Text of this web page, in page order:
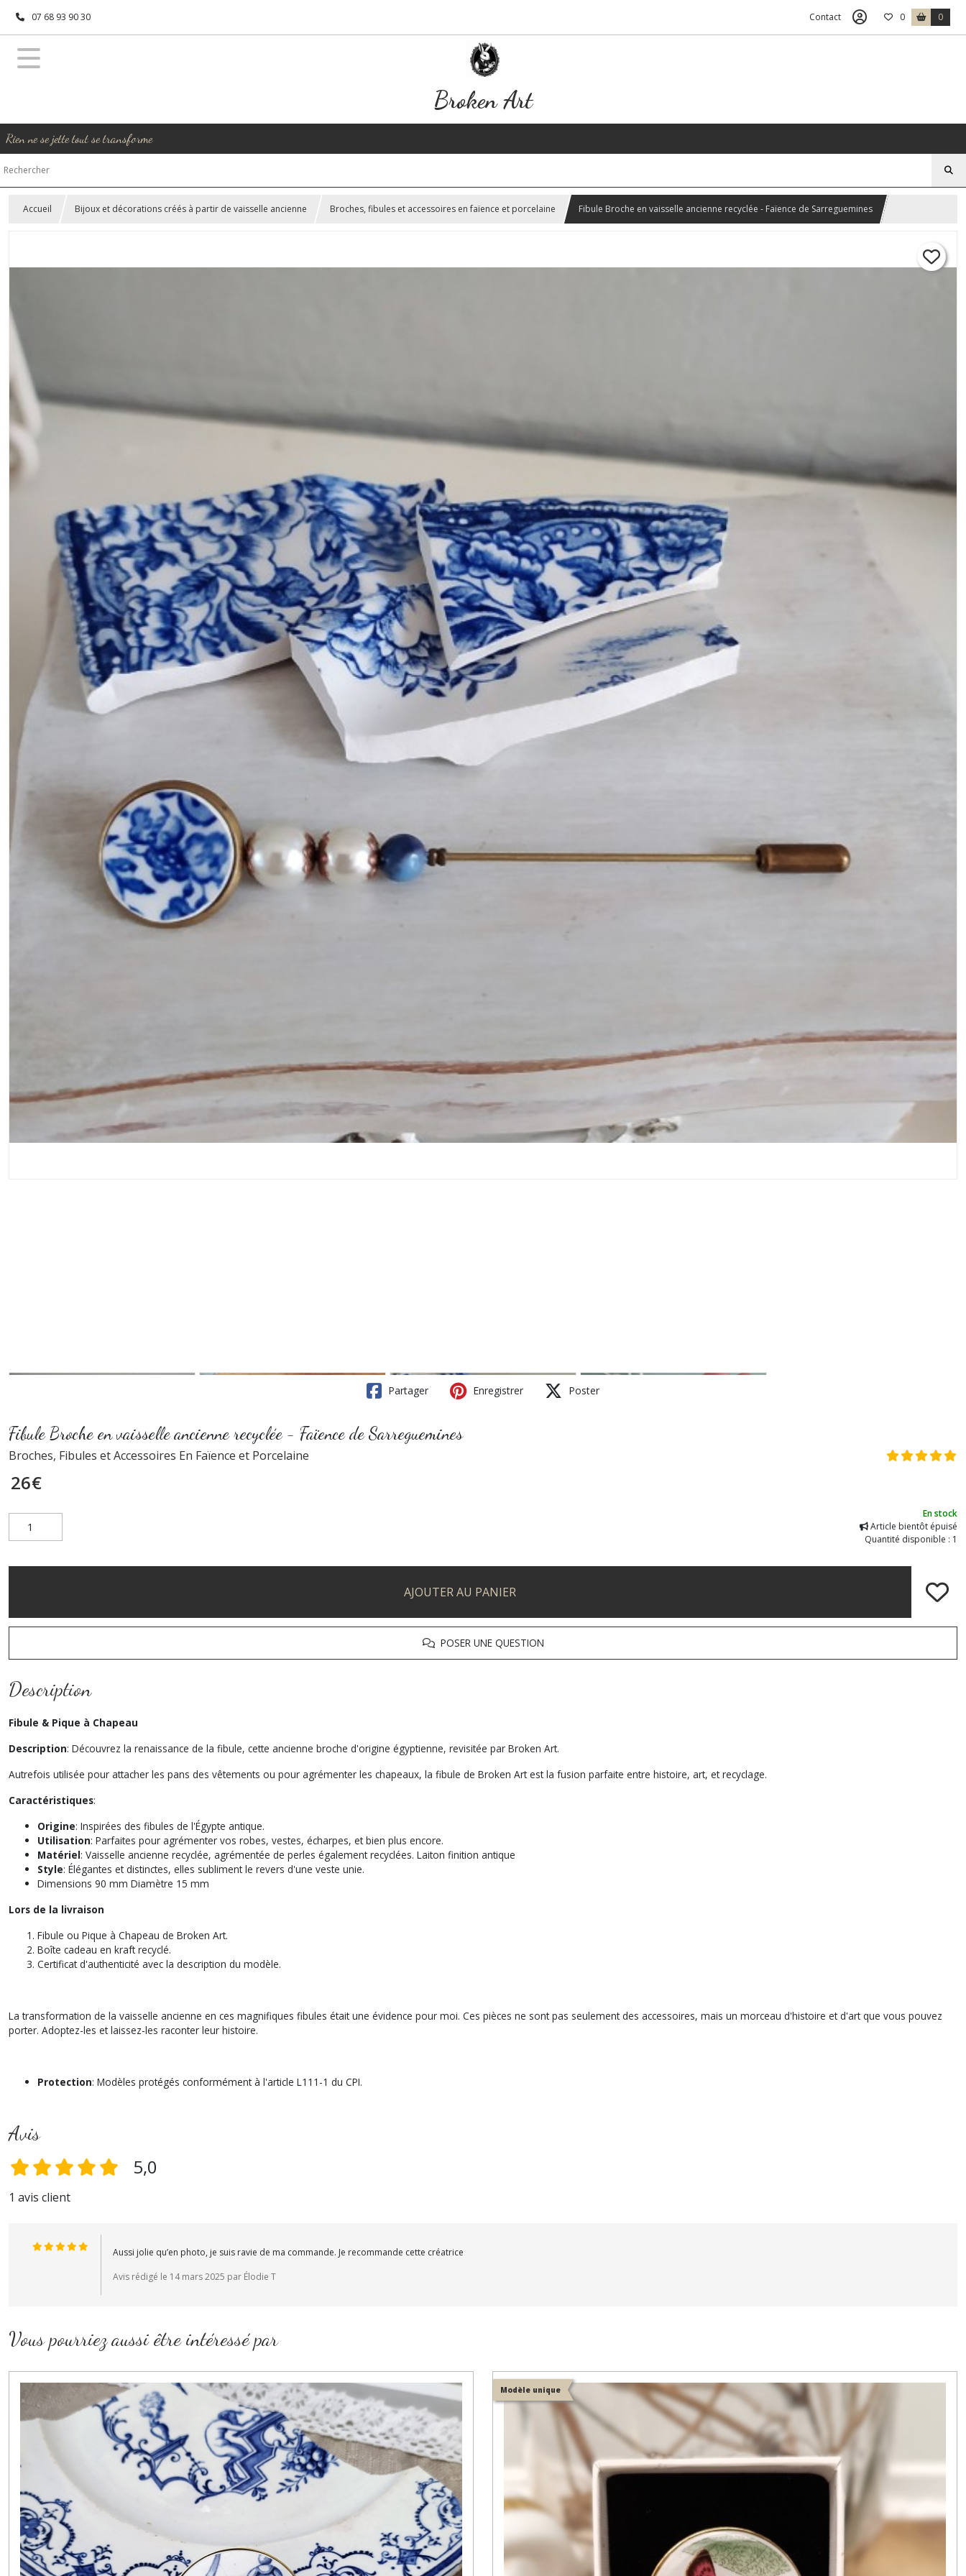
07 68 93 90 30 Contact 0 0
Broken Art
Rien ne se jette tout se transforme
Accueil Bijoux et décorations créés à partir de vaisselle ancienne Broches, fibules et accessoires en faïence et porcelaine Fibule Broche en vaisselle ancienne recyclée - Faïence de Sarreguemines
Partager Enregistrer Poster
Fibule Broche en vaisselle ancienne recyclée - Faïence de Sarreguemines
Broches, Fibules et Accessoires En Faïence et Porcelaine
26€
En stock
Article bientôt épuisé
Quantité disponible : 1
AJOUTER AU PANIER
POSER UNE QUESTION
Description
Fibule & Pique à Chapeau
Description: Découvrez la renaissance de la fibule, cette ancienne broche d'origine égyptienne, revisitée par Broken Art.
Autrefois utilisée pour attacher les pans des vêtements ou pour agrémenter les chapeaux, la fibule de Broken Art est la fusion parfaite entre histoire, art, et recyclage.
Caractéristiques:
Origine: Inspirées des fibules de l'Égypte antique.
Utilisation: Parfaites pour agrémenter vos robes, vestes, écharpes, et bien plus encore.
Matériel: Vaisselle ancienne recyclée, agrémentée de perles également recyclées. Laiton finition antique
Style: Élégantes et distinctes, elles subliment le revers d'une veste unie.
Dimensions 90 mm Diamètre 15 mm
Lors de la livraison
Fibule ou Pique à Chapeau de Broken Art.
Boîte cadeau en kraft recyclé.
Certificat d'authenticité avec la description du modèle.
La transformation de la vaisselle ancienne en ces magnifiques fibules était une évidence pour moi. Ces pièces ne sont pas seulement des accessoires, mais un morceau d'histoire et d'art que vous pouvez
porter. Adoptez-les et laissez-les raconter leur histoire.
Protection: Modèles protégés conformément à l'article L111-1 du CPI.
Avis
5,0
1 avis client
Aussi jolie qu’en photo, je suis ravie de ma commande. Je recommande cette créatrice
Avis rédigé le 14 mars 2025 par Élodie T
Vous pourriez aussi être intéressé par
Modèle unique